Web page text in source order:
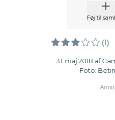
Føj til
(1)
31. maj 2018 af
Foto: